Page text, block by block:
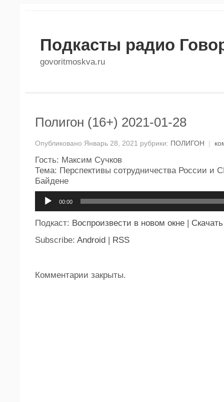
Подкасты радио
govoritmoskva.ru
Полигон (16+) 2021-01-28
Опубликовано Январь 28, 2021 рубрики: ПОЛИГОН |
Гость: Максим Сучков
Тема: Перспективы сотрудничества России и
Байдене
00:00
Подкаст: Воспроизвести в новом окне | Скачать
Subscribe: Android | RSS
Комментарии закрыты.